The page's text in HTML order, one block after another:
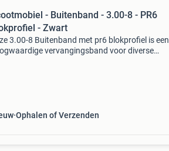
- Buitenband - 3.00-8 - PR6
- Zwart
3.00-8 Buitenband met pr6 blokprofiel is een
vervangingsband voor diverse
Ophalen of Verzenden